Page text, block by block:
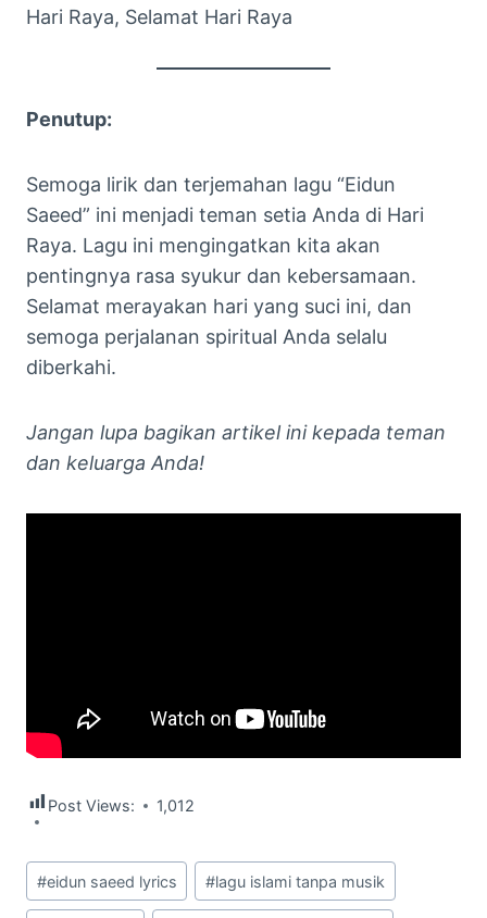
Hari Raya, Selamat Hari Raya
Penutup:
Semoga lirik dan terjemahan lagu “Eidun
Saeed” ini menjadi teman setia Anda di Hari
Raya. Lagu ini mengingatkan kita akan
pentingnya rasa syukur dan kebersamaan.
Selamat merayakan hari yang suci ini, dan
semoga perjalanan spiritual Anda selalu
diberkahi.
Jangan lupa bagikan artikel ini kepada teman
dan keluarga Anda!
Post Views: 1,012
Post
Tags:
#eidun saeed lyrics #lagu islami tanpa musik